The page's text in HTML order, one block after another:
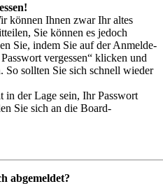
können Ihnen zwar Ihr altes
Sie können es jedoch
Sie, indem Sie auf der Anmelde-
vergessen“ klicken und
So sollten Sie sich schnell wieder
in der Lage sein, Ihr Passwort
Sie sich an die Board-
abgemeldet?